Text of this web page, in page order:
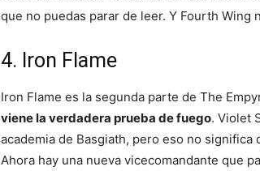
que no puedas parar de leer. Y Fourth Wing
4. Iron Flame
Iron Flame es la segunda parte de The
viene la verdadera prueba de fuego. Violet
academia de Basgiath, pero eso no significa
Ahora hay una nueva vicecomandante que